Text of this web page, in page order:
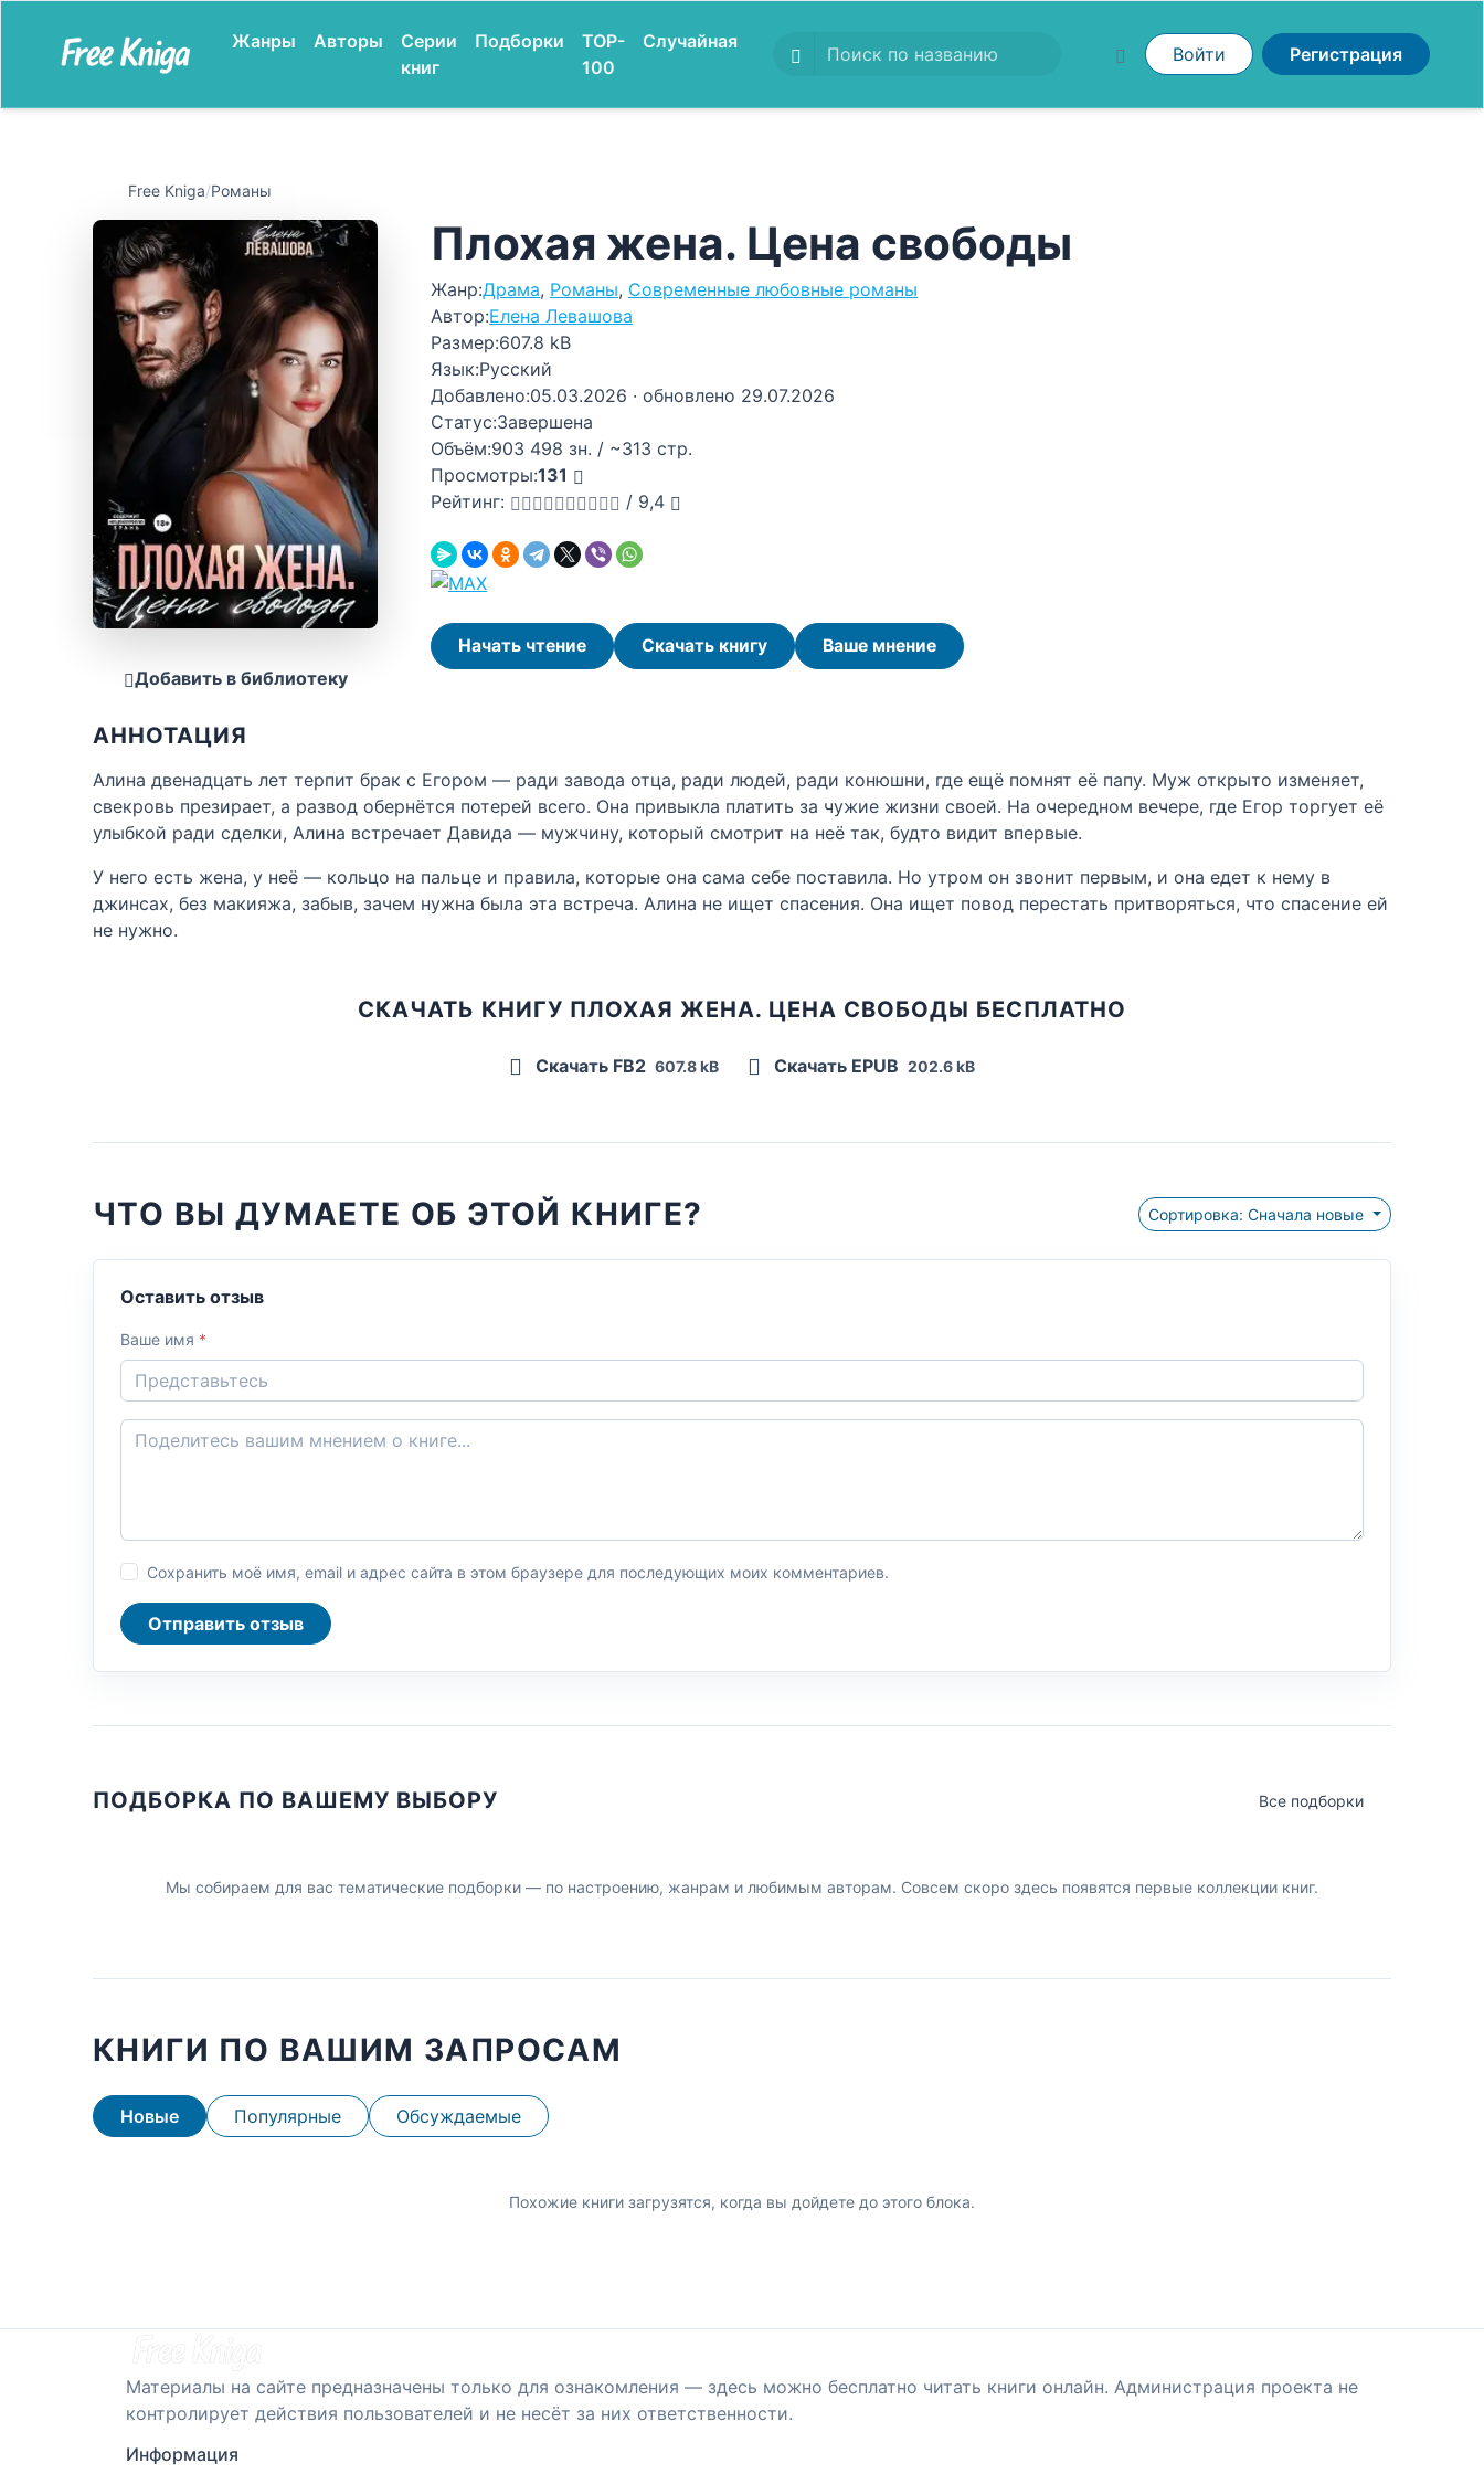
Жанры Авторы
Серии
книг
Подборки
TOP-
100
Случайная
Войти Регистрация
Free Kniga/Романы
Добавить в библиотеку
Плохая жена. Цена свободы
Жанр:Драма, Романы, Современные любовные романы
Автор:Елена Левашова
Размер:607.8 kB
Язык:Русский
Добавлено:05.03.2026 · обновлено 29.07.2026
Статус:Завершена
Объём:903 498 зн. / ~313 стр.
Просмотры:131
Рейтинг:
/ 9,4
Начать чтение Скачать книгу Ваше мнение
АННОТАЦИЯ
Алина двенадцать лет терпит брак с Егором — ради завода отца, ради людей, ради конюшни, где ещё помнят её папу. Муж открыто изменяет,
свекровь презирает, а развод обернётся потерей всего. Она привыкла платить за чужие жизни своей. На очередном вечере, где Егор торгует её
улыбкой ради сделки, Алина встречает Давида — мужчину, который смотрит на неё так, будто видит впервые.
У него есть жена, у неё — кольцо на пальце и правила, которые она сама себе поставила. Но утром он звонит первым, и она едет к нему в
джинсах, без макияжа, забыв, зачем нужна была эта встреча. Алина не ищет спасения. Она ищет повод перестать притворяться, что спасение ей
не нужно.
СКАЧАТЬ КНИГУ ПЛОХАЯ ЖЕНА. ЦЕНА СВОБОДЫ БЕСПЛАТНО
Скачать FB2 607.8 kB Скачать EPUB 202.6 kB
ЧТО ВЫ ДУМАЕТЕ ОБ ЭТОЙ КНИГЕ? Сортировка: Сначала новые
Оставить отзыв
Ваше имя *
Сохранить моё имя, email и адрес сайта в этом браузере для последующих моих комментариев.
Отправить отзыв
ПОДБОРКА ПО ВАШЕМУ ВЫБОРУ Все подборки
Мы собираем для вас тематические подборки — по настроению, жанрам и любимым авторам. Совсем скоро здесь появятся первые коллекции книг.
КНИГИ ПО ВАШИМ ЗАПРОСАМ
Новые Популярные Обсуждаемые
Похожие книги загрузятся, когда вы дойдете до этого блока.
Материалы на сайте предназначены только для ознакомления — здесь можно бесплатно читать книги онлайн. Администрация проекта не
контролирует действия пользователей и не несёт за них ответственности.
Информация